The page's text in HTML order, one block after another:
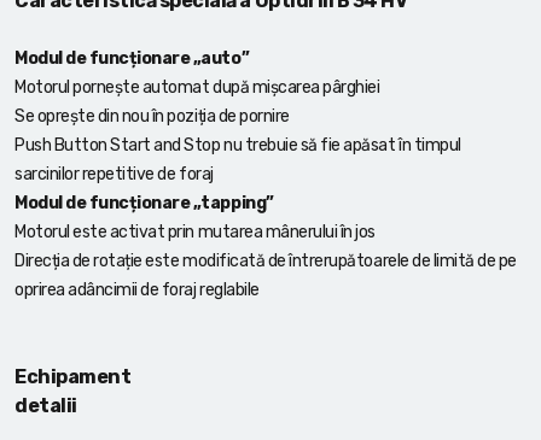
Modul de funcționare „auto”
Motorul pornește automat după mișcarea pârghiei
Se oprește din nou în poziția de pornire
Push Button Start and Stop nu trebuie să fie apăsat în timpul
sarcinilor repetitive de foraj
Modul de funcționare „tapping”
Motorul este activat prin mutarea mânerului în jos
Direcția de rotație este modificată de întrerupătoarele de limită de pe
oprirea adâncimii de foraj reglabile
Echipament
detalii